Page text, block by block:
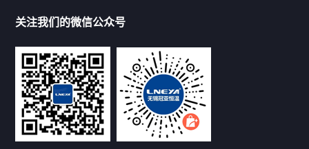
13912479193
关注我们的微信公众号